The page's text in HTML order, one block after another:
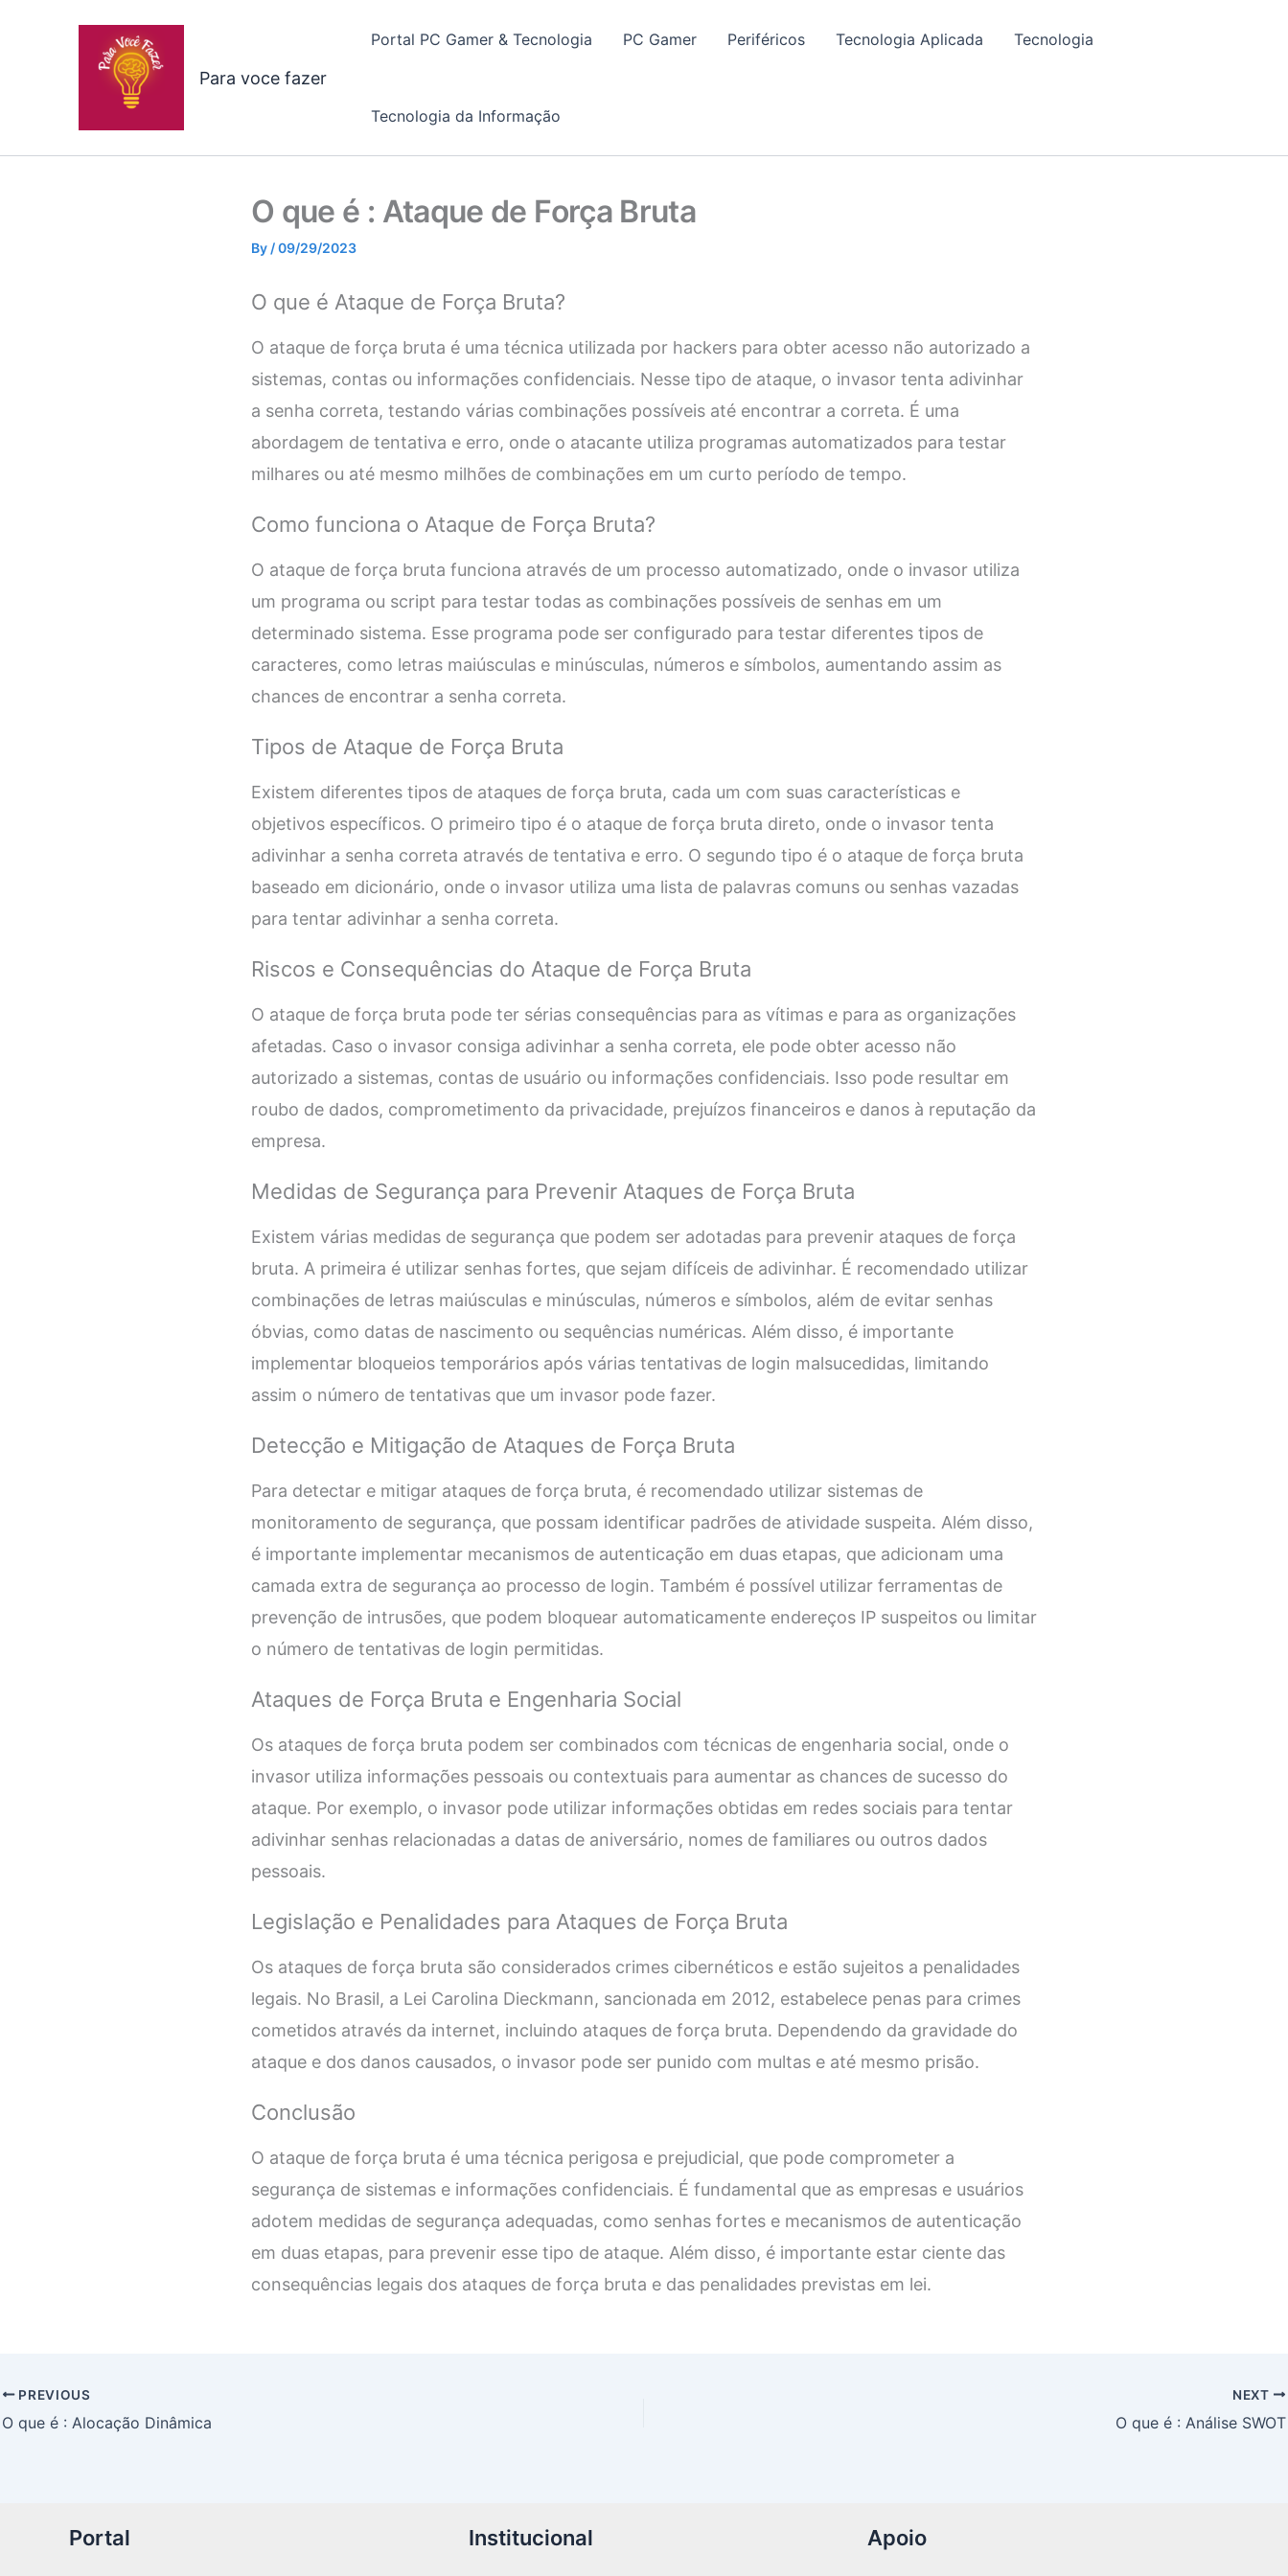
Para voce fazer
Portal PC Gamer & Tecnologia PC Gamer Periféricos Tecnologia Aplicada Tecnologia
Tecnologia da Informação
O que é : Ataque de Força Bruta
By /09/29/2023
O que é Ataque de Força Bruta?
O ataque de força bruta é uma técnica utilizada por hackers para obter acesso não autorizado a
sistemas, contas ou informações confidenciais. Nesse tipo de ataque, o invasor tenta adivinhar
a senha correta, testando várias combinações possíveis até encontrar a correta. É uma
abordagem de tentativa e erro, onde o atacante utiliza programas automatizados para testar
milhares ou até mesmo milhões de combinações em um curto período de tempo.
Como funciona o Ataque de Força Bruta?
O ataque de força bruta funciona através de um processo automatizado, onde o invasor utiliza
um programa ou script para testar todas as combinações possíveis de senhas em um
determinado sistema. Esse programa pode ser configurado para testar diferentes tipos de
caracteres, como letras maiúsculas e minúsculas, números e símbolos, aumentando assim as
chances de encontrar a senha correta.
Tipos de Ataque de Força Bruta
Existem diferentes tipos de ataques de força bruta, cada um com suas características e
objetivos específicos. O primeiro tipo é o ataque de força bruta direto, onde o invasor tenta
adivinhar a senha correta através de tentativa e erro. O segundo tipo é o ataque de força bruta
baseado em dicionário, onde o invasor utiliza uma lista de palavras comuns ou senhas vazadas
para tentar adivinhar a senha correta.
Riscos e Consequências do Ataque de Força Bruta
O ataque de força bruta pode ter sérias consequências para as vítimas e para as organizações
afetadas. Caso o invasor consiga adivinhar a senha correta, ele pode obter acesso não
autorizado a sistemas, contas de usuário ou informações confidenciais. Isso pode resultar em
roubo de dados, comprometimento da privacidade, prejuízos financeiros e danos à reputação da
empresa.
Medidas de Segurança para Prevenir Ataques de Força Bruta
Existem várias medidas de segurança que podem ser adotadas para prevenir ataques de força
bruta. A primeira é utilizar senhas fortes, que sejam difíceis de adivinhar. É recomendado utilizar
combinações de letras maiúsculas e minúsculas, números e símbolos, além de evitar senhas
óbvias, como datas de nascimento ou sequências numéricas. Além disso, é importante
implementar bloqueios temporários após várias tentativas de login malsucedidas, limitando
assim o número de tentativas que um invasor pode fazer.
Detecção e Mitigação de Ataques de Força Bruta
Para detectar e mitigar ataques de força bruta, é recomendado utilizar sistemas de
monitoramento de segurança, que possam identificar padrões de atividade suspeita. Além disso,
é importante implementar mecanismos de autenticação em duas etapas, que adicionam uma
camada extra de segurança ao processo de login. Também é possível utilizar ferramentas de
prevenção de intrusões, que podem bloquear automaticamente endereços IP suspeitos ou limitar
o número de tentativas de login permitidas.
Ataques de Força Bruta e Engenharia Social
Os ataques de força bruta podem ser combinados com técnicas de engenharia social, onde o
invasor utiliza informações pessoais ou contextuais para aumentar as chances de sucesso do
ataque. Por exemplo, o invasor pode utilizar informações obtidas em redes sociais para tentar
adivinhar senhas relacionadas a datas de aniversário, nomes de familiares ou outros dados
pessoais.
Legislação e Penalidades para Ataques de Força Bruta
Os ataques de força bruta são considerados crimes cibernéticos e estão sujeitos a penalidades
legais. No Brasil, a Lei Carolina Dieckmann, sancionada em 2012, estabelece penas para crimes
cometidos através da internet, incluindo ataques de força bruta. Dependendo da gravidade do
ataque e dos danos causados, o invasor pode ser punido com multas e até mesmo prisão.
Conclusão
O ataque de força bruta é uma técnica perigosa e prejudicial, que pode comprometer a
segurança de sistemas e informações confidenciais. É fundamental que as empresas e usuários
adotem medidas de segurança adequadas, como senhas fortes e mecanismos de autenticação
em duas etapas, para prevenir esse tipo de ataque. Além disso, é importante estar ciente das
consequências legais dos ataques de força bruta e das penalidades previstas em lei.
PREVIOUS
O que é : Alocação Dinâmica
NEXT
O que é : Análise SWOT
Portal Institucional Apoio